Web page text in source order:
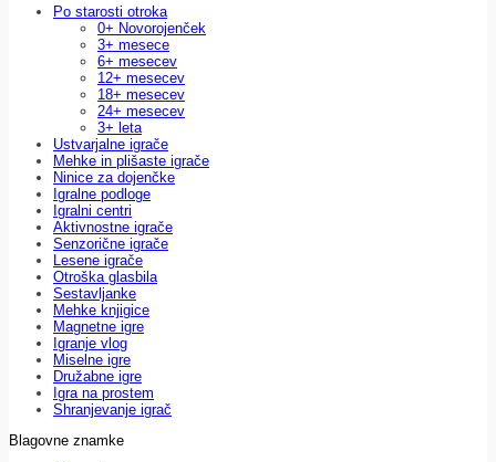
Po starosti otroka
0+ Novorojenček
3+ mesece
6+ mesecev
12+ mesecev
18+ mesecev
24+ mesecev
3+ leta
Ustvarjalne igrače
Mehke in plišaste igrače
Ninice za dojenčke
Igralne podloge
Igralni centri
Aktivnostne igrače
Senzorične igrače
Lesene igrače
Otroška glasbila
Sestavljanke
Mehke knjigice
Magnetne igre
Igranje vlog
Miselne igre
Družabne igre
Igra na prostem
Shranjevanje igrač
Blagovne znamke